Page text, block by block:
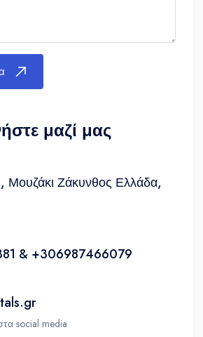
μαζί μας
Μουζάκι Ζάκυνθος Ελλάδα,
& +306987466079
social media